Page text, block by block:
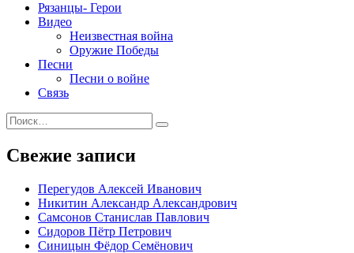
Рязанцы- Герои
Видео
Неизвестная война
Оружие Победы
Песни
Песни о войне
Cвязь
Найти:
Поиск
Свежие записи
Перегудов Алексей Иванович
Никитин Александр Александрович
Самсонов Станислав Павлович
Сидоров Пётр Петрович
Синицын Фёдор Семёнович